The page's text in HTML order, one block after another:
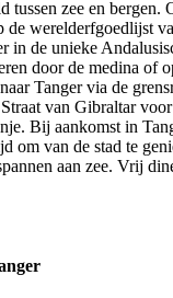
tussen zee en bergen.
de werelderfgoedlijst
in de unieke
door de medina of
Tanger via de
van Gibraltar
Bij aankomst in
om van de stad te
aan zee. Vrij